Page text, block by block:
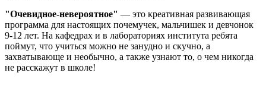
"Очевидное-невероятное" — это креативная развивающая
программа для настоящих почемучек, мальчишек и девчонок
9-12 лет. На кафедрах и в лабораториях института ребята
поймут, что учиться можно не занудно и скучно, а
захватывающе и необычно, а также узнают то, о чем никогда
не расскажут в школе!